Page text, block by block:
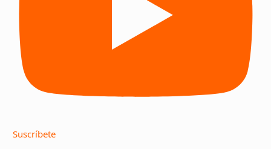
Suscríbete